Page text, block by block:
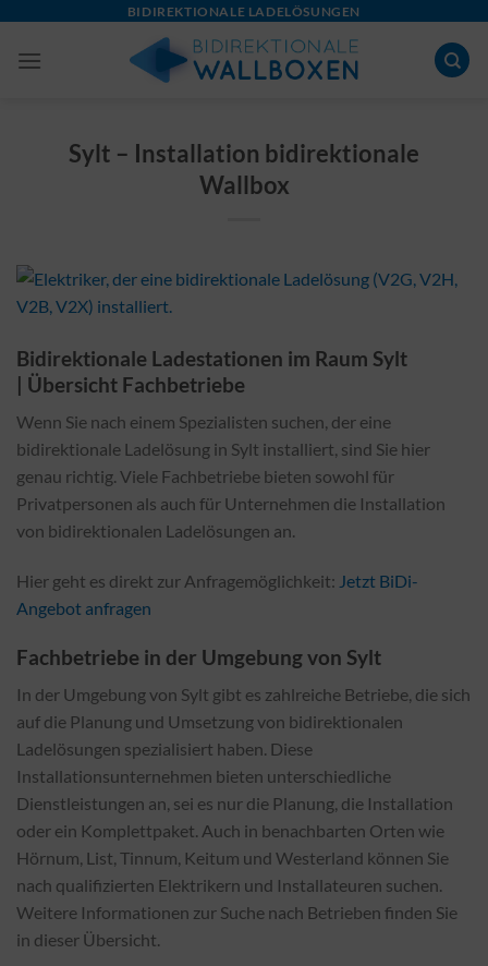
content
BIDIREKTIONALE LADELÖSUNGEN
Sylt – Installation bidirektionale
Wallbox
Bidirektionale Ladestationen im Raum Sylt
| Übersicht Fachbetriebe
Wenn Sie nach einem Spezialisten suchen, der eine
bidirektionale Ladelösung in Sylt installiert, sind Sie hier
genau richtig. Viele Fachbetriebe bieten sowohl für
Privatpersonen als auch für Unternehmen die Installation
von bidirektionalen Ladelösungen an.
Hier geht es direkt zur Anfragemöglichkeit: Jetzt BiDi-
Angebot anfragen
Fachbetriebe in der Umgebung von Sylt
In der Umgebung von Sylt gibt es zahlreiche Betriebe, die sich
auf die Planung und Umsetzung von bidirektionalen
Ladelösungen spezialisiert haben. Diese
Installationsunternehmen bieten unterschiedliche
Dienstleistungen an, sei es nur die Planung, die Installation
oder ein Komplettpaket. Auch in benachbarten Orten wie
Hörnum, List, Tinnum, Keitum und Westerland können Sie
nach qualifizierten Elektrikern und Installateuren suchen.
Weitere Informationen zur Suche nach Betrieben finden Sie
in dieser Übersicht.